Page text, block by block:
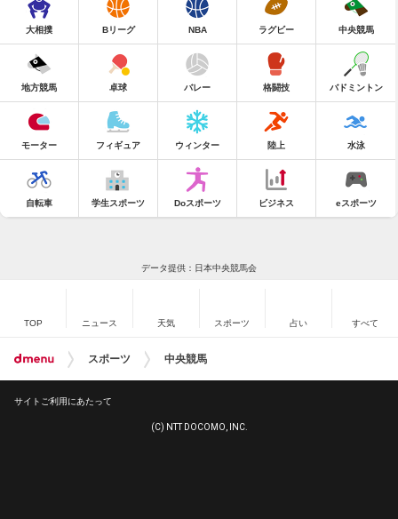
大相撲 Bリーグ NBA ラグビー 中央競馬
地方競馬 卓球 バレー 格闘技 バドミントン
モーター フィギュア ウィンター 陸上 水泳
自転車 学生スポーツ Doスポーツ ビジネス eスポーツ
データ提供：日本中央競馬会
TOP ニュース 天気 スポーツ 占い すべて
スポーツ 中央競馬
サイトご利用にあたって
(C) NTT DOCOMO, INC.